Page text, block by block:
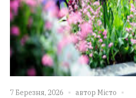
7 Березня, 2026 автор Місто